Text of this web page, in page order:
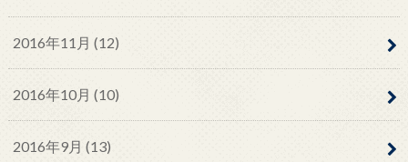
2016年11月 (12)
2016年10月 (10)
2016年9月 (13)